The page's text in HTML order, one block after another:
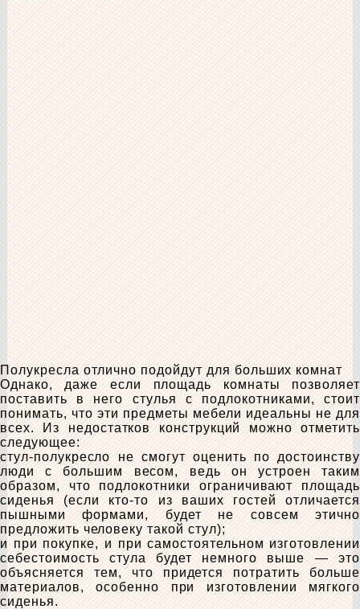
Полукресла отлично подойдут для больших комнат
Однако, даже если площадь комнаты позволяет
поставить в него стулья с подлокотниками, стоит
понимать, что эти предметы мебели идеальны не для
всех. Из недостатков конструкций можно отметить
следующее:
стул-полукресло не смогут оценить по достоинству
люди с большим весом, ведь он устроен таким
образом, что подлокотники ограничивают площадь
сиденья (если кто-то из ваших гостей отличается
пышными формами, будет не совсем этично
предложить человеку такой стул);
и при покупке, и при самостоятельном изготовлении
себестоимость стула будет немного выше — это
объясняется тем, что придется потратить больше
материалов, особенно при изготовлении мягкого
сиденья.